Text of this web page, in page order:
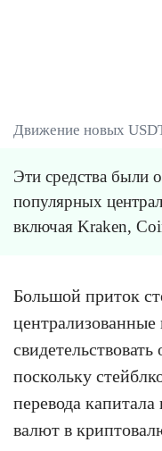
Движение новых
Эти средства были
популярных
включая Kraken,
Большой приток
поскольку
перевода
валют в